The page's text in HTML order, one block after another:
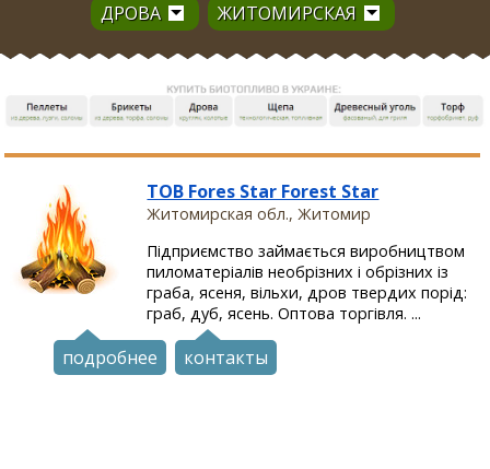
ДРОВА ЖИТОМИРСКАЯ
ТОВ Fores Star Forest Star
Житомирская обл., Житомир
Підприємство займається виробництвом
пиломатеріалів необрізних і обрізних із
граба, ясеня, вільхи, дров твердих порід:
граб, дуб, ясень. Оптова торгівля. ...
подробнее контакты